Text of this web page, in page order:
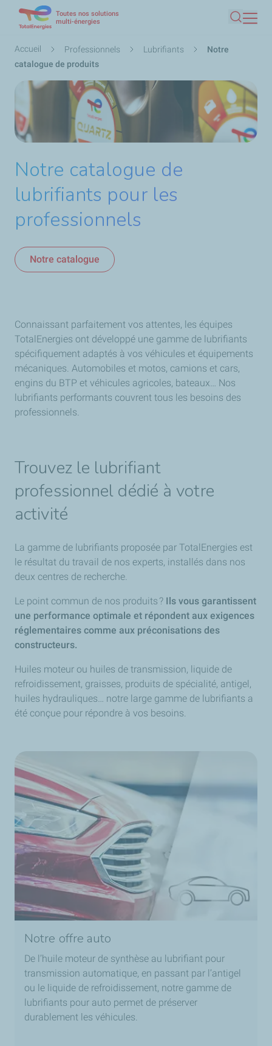
contenu
Toutes nos solutions
multi-énergies
Fil
d'Ariane
Accueil Professionnels Lubrifiants
Notre
catalogue de produits
Notre catalogue de
lubrifiants pour les
professionnels
Notre catalogue
Connaissant parfaitement vos attentes, les équipes
TotalEnergies ont développé une gamme de lubrifiants
spécifiquement adaptés à vos véhicules et équipements
mécaniques. Automobiles et motos, camions et cars,
engins du BTP et véhicules agricoles, bateaux… Nos
lubrifiants performants couvrent tous les besoins des
professionnels.
Trouvez le lubrifiant
professionnel dédié à votre
activité
La gamme de lubrifiants proposée par TotalEnergies est
le résultat du travail de nos experts, installés dans nos
deux centres de recherche.
Le point commun de nos produits ? Ils vous garantissent
une performance optimale et répondent aux exigences
réglementaires comme aux préconisations des
constructeurs.
Huiles moteur ou huiles de transmission, liquide de
refroidissement, graisses, produits de spécialité, antigel,
huiles hydrauliques… notre large gamme de lubrifiants a
été conçue pour répondre à vos besoins.
Notre offre auto
De l’huile moteur de synthèse au lubrifiant pour
transmission automatique, en passant par l’antigel
ou le liquide de refroidissement, notre gamme de
lubrifiants pour auto permet de préserver
durablement les véhicules.